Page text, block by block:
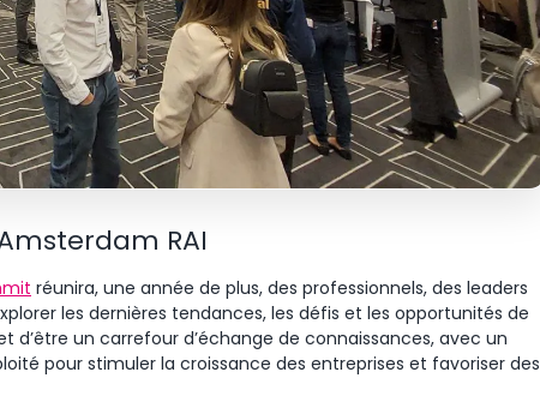
RAI
réunira, une année de plus, des professionnels, des leaders
les dernières tendances, les défis et les opportunités de
un carrefour d’échange de connaissances, avec un
pour stimuler la croissance des entreprises et favoriser des